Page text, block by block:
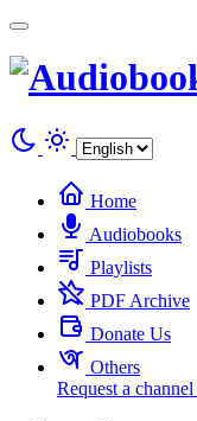
Home
Audiobooks
Playlists
PDF Archive
Donate Us
Others
Request a channel